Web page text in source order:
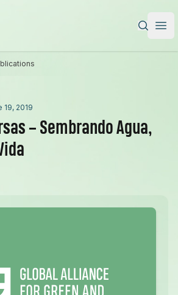
l’action verte et féministe
2019
– Sembrando Agua,